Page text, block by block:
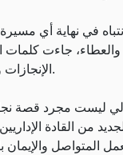
في نهاية أي
جاءت كلمات
الإنجازات والعلاقات المهنية والإنسانية التي بُنيت على الاحترام والثقة المتبادلة.
ليست مجرد قصة
من القادة